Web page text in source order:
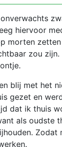
hiervoor
morten
zou
blij met het
gezet en
dat ik thuis
als oudste
Zodat